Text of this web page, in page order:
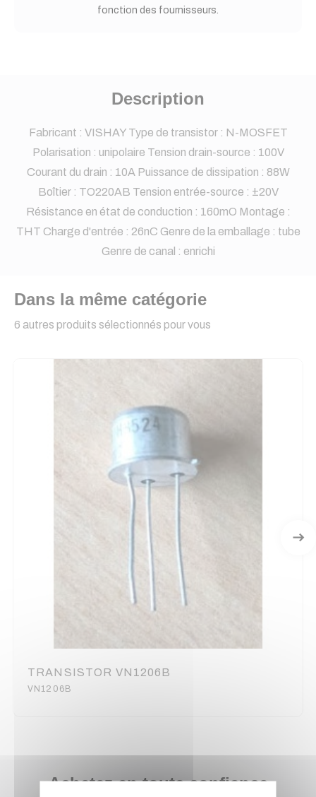
fonction des fournisseurs.
Description
Fabricant : VISHAY Type de transistor : N-MOSFET
Polarisation : unipolaire Tension drain-source : 100V
Courant du drain : 10A Puissance de dissipation : 88W
Boîtier : TO220AB Tension entrée-source : ±20V
Résistance en état de conduction : 160mO Montage :
THT Charge d'entrée : 26nC Genre de la emballage : tube
Genre de canal : enrichi
Dans la même catégorie
6 autres produits sélectionnés pour vous
TRANSISTOR VN1206B
VN1206B
Achetez en toute confiance